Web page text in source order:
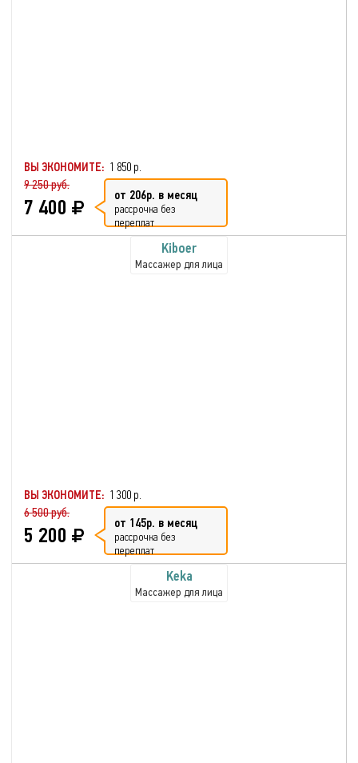
ВЫ ЭКОНОМИТЕ: 1 850 р.
9 250 руб.
7 400 от 206р. в месяц
рассрочка без
переплат
Kiboer
Массажер для лица
ВЫ ЭКОНОМИТЕ: 1 300 р.
6 500 руб.
5 200 от 145р. в месяц
рассрочка без
переплат
Keka
Массажер для лица